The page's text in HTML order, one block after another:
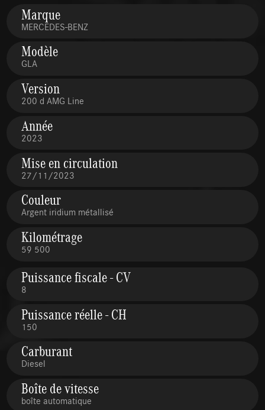
Marque
MERCEDES-BENZ
Modèle
GLA
Version
200 d AMG Line
Année
2023
Mise en circulation
27/11/2023
Couleur
Argent iridium métallisé
Kilométrage
59 500
Puissance fiscale - CV
8
Puissance réelle - CH
150
Carburant
Diesel
Boîte de vitesse
boîte automatique